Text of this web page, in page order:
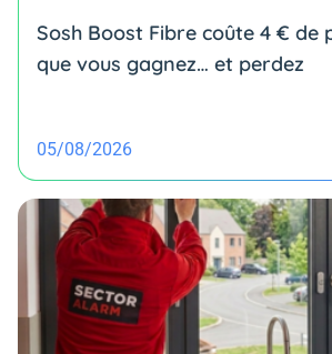
Sosh Boost Fibre coûte 4 € de
que vous gagnez… et perdez
05/08/2026